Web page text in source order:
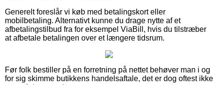
Generelt foreslår vi køb med betalingskort eller
mobilbetaling. Alternativt kunne du drage nytte af et
afbetalingstilbud fra for eksempel ViaBill, hvis du tilstræber
at afbetale betalingen over et længere tidsrum.
Før folk bestiller på en forretning på nettet behøver man i og
for sig skimme butikkens handelsaftale, det er dog oftest ikke